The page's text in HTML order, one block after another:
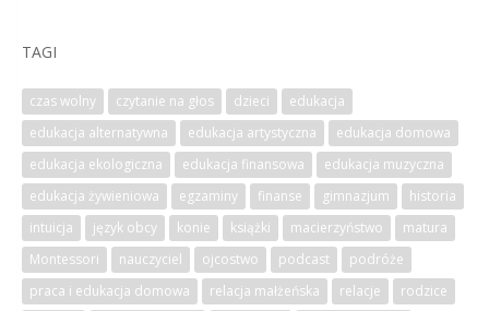
TAGI
czas wolny czytanie na głos dzieci
edukacja
edukacja alternatywna
edukacja artystyczna
edukacja domowa
edukacja ekologiczna
edukacja finansowa
edukacja muzyczna
edukacja żywieniowa
egzaminy finanse gimnazjum
historia
intuicja
język obcy konie książki macierzyństwo
matura
Montessori
nauczyciel ojcostwo podcast
podróże
praca i edukacja domowa
relacja małżeńska relacje
rodzice